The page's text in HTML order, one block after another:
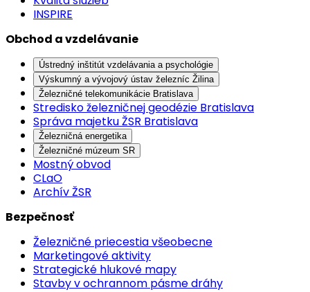
INSPIRE
Obchod a vzdelávanie
Ústredný inštitút vzdelávania a psychológie
Výskumný a vývojový ústav železníc Žilina
Železničné telekomunikácie Bratislava
Stredisko železničnej geodézie Bratislava
Správa majetku ŽSR Bratislava
Železničná energetika
Železničné múzeum SR
Mostný obvod
CLaO
Archív ŽSR
Bezpečnosť
Železničné priecestia všeobecne
Marketingové aktivity
Strategické hlukové mapy
Stavby v ochrannom pásme dráhy